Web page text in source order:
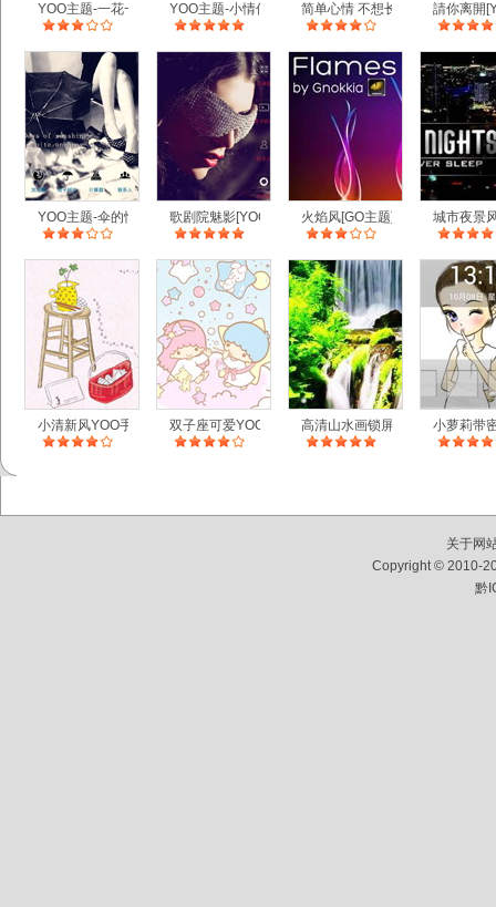
YOO主题-一花一世界 YOO主题-小情侣girl 简单心情 不想长大[YOO主题]
請你离開
YOO主题-伞的情绪 歌剧院魅影[YOO主题] 火焰风[GO主题] 城市夜景
小清新风YOO手机主题双子座可爱YOO主题 高清山水画锁屏 小萝莉带
关于网
Copyright © 2010-
黔